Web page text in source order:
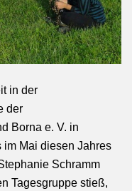
in der
der
Borna e. V. in
im Mai diesen Jahres
Schramm
Tagesgruppe stieß,